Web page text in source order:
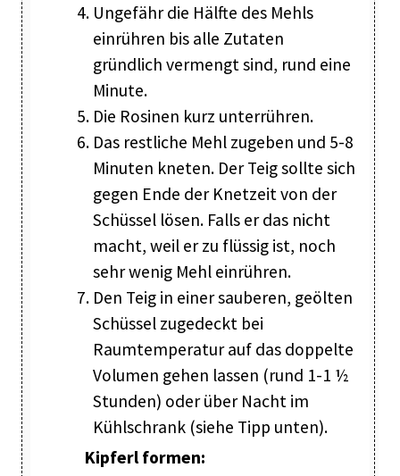
Ungefähr die Hälfte des Mehls
einrühren bis alle Zutaten
gründlich vermengt sind, rund eine
Minute.
Die Rosinen kurz unterrühren.
Das restliche Mehl zugeben und 5-8
Minuten kneten. Der Teig sollte sich
gegen Ende der Knetzeit von der
Schüssel lösen. Falls er das nicht
macht, weil er zu flüssig ist, noch
sehr wenig Mehl einrühren.
Den Teig in einer sauberen, geölten
Schüssel zugedeckt bei
Raumtemperatur auf das doppelte
Volumen gehen lassen (rund 1-1 ½
Stunden) oder über Nacht im
Kühlschrank (siehe Tipp unten).
Kipferl formen: